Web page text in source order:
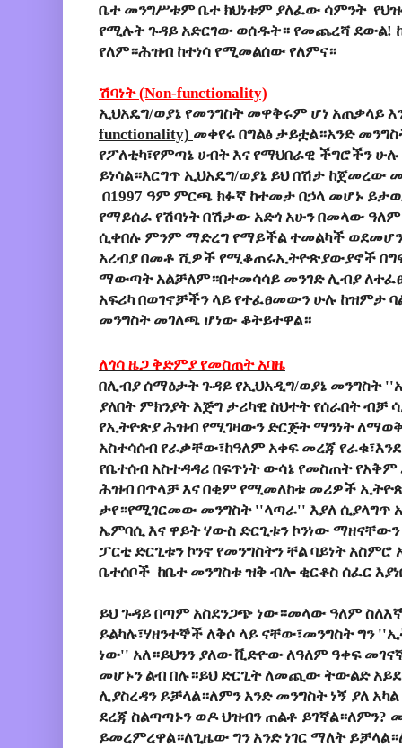
ቤተ መንግሥቱም ቤተ ክህነቱም ያለፈው ሳምንት
የሚሉት ጉዳይ አድርገው ወሰዱት። የመጨረሻ ደውል!
የለም።ሕዝብ ከተነሳ የሚመልሰው የለምና።
ሽባነት (Non-functionality)
ኢህአዴግ/ወያኔ የመንግስት መዋቅሩም ሆነ አጠቃላይ
functionality) መቀየሩ በግልፅ ታይቷል።አንድ
የፖለቲካ፣የምጣኔ ሀብት እና የማህበራዊ ችግሮችን
ይነሳል።እርግጥ ኢህአዴግ/ወያኔ ይህ በሽታ ከጀመረው
በ1997 ዓም ምርጫ ክፉኛ ከተመታ በኃላ መሆኑ
የማይሰራ የሽባነት በሽታው አድጎ አሁን በመላው
ሲቀበሉ ምንም ማድረግ የማይችል ተመልካች ወደመሆን
አረብያ በመቶ ሺዎች የሚቆጠሩኢትዮጵያውያኖች
ማውጣት አልቻለም።በተመሳሳይ መንገድ ሊብያ
አፍሪካ በወገኖቻችን ላይ የተፈፀመውን ሁሉ ከዝምታ
መንግስት መገለጫ ሆነው ቆትይተዋል።
ለጎሳ ዜጋ ቅድምያ የመስጠት አባዜ
በሊብያ ሰማዕታት ጉዳይ የኢህአዲግ/ወያኔ መንግስት
ያለበት ምክንያት እጅግ ታሪካዊ ስህተት የሰራበት ብቻ
የኢትዮጵያ ሕዝብ የሚገዛውን ድርጅት ማንነት ለማወቅ
አስተሳሰብ የራቃቸው፣ከዓለም አቀፍ መረጃ
የቤተሰብ አስተዳዳሪ በፍጥነት ውሳኔ የመስጠት የአቅም
ሕዝብ በጥላቻ እና በቂም የሚመለከቱ መሪዎች
ታየ።የሚገርመው መንግስት ''ላጣራ'' እያለ ሲያላግጥ
ኤምባሲ እና ዋይት ሃውስ ድርጊቱን ኮንነው
ፓርቲ ድርጊቱን ኮንኖ የመንግስትን ቸል ባይነት
ቤተሰቦች ከቤተ መንግስቱ ዝቅ ብሎ ቂርቆስ ሰፈር
ይህ ጉዳይ በጣም አስደንጋጭ ነው።መላው ዓለም ስለእኛ
ይልካሉ፣ሃዘንተኞች ለቅሶ ላይ ናቸው፣መንግስት ግን
ነው'' አለ።ይህንን ያለው ቪድዮው ለዓለም ዓቀፍ
መሆኑን ልብ በሉ።ይህ ድርጊት ለመጪው ትውልድ
ሊያስረዳን ይቻላል።ለምን አንድ መንግስት ነኝ ያለ አካል
ደረጃ ስልጣጣኑን ወዶ ህዝብን ጠልቶ ይገኛል።ለምን?
ይመረምረዋል።ለጊዜው ግን አንድ ነገር ማለት